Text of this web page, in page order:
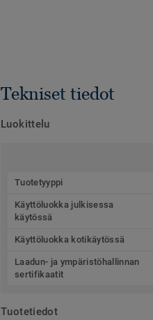
Tekniset tiedot
Luokittelu
Tuotetyyppi
Käyttöluokka julkisessa
käytössä
Käyttöluokka kotikäytössä
Laadun- ja ympäristöhallinnan
sertifikaatit
Tuotetiedot